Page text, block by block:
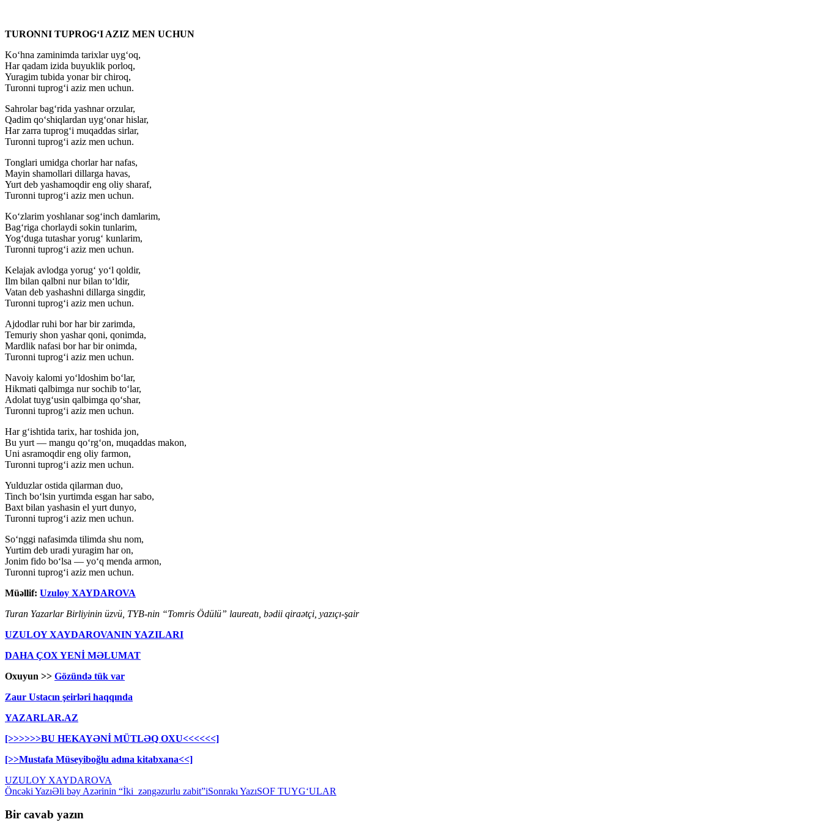
TURONNI TUPROG‘I AZIZ MEN UCHUN
Ko‘hna zaminimda tarixlar uyg‘oq,
Har qadam izida buyuklik porloq,
Yuragim tubida yonar bir chiroq,
Turonni tuprog‘i aziz men uchun.
Sahrolar bag‘rida yashnar orzular,
Qadim qo‘shiqlardan uyg‘onar hislar,
Har zarra tuprog‘i muqaddas sirlar,
Turonni tuprog‘i aziz men uchun.
Tonglari umidga chorlar har nafas,
Mayin shamollari dillarga havas,
Yurt deb yashamoqdir eng oliy sharaf,
Turonni tuprog‘i aziz men uchun.
Ko‘zlarim yoshlanar sog‘inch damlarim,
Bag‘riga chorlaydi sokin tunlarim,
Yog‘duga tutashar yorug‘ kunlarim,
Turonni tuprog‘i aziz men uchun.
Kelajak avlodga yorug‘ yo‘l qoldir,
Ilm bilan qalbni nur bilan to‘ldir,
Vatan deb yashashni dillarga singdir,
Turonni tuprog‘i aziz men uchun.
Ajdodlar ruhi bor har bir zarimda,
Temuriy shon yashar qoni, qonimda,
Mardlik nafasi bor har bir onimda,
Turonni tuprog‘i aziz men uchun.
Navoiy kalomi yo‘ldoshim bo‘lar,
Hikmati qalbimga nur sochib to‘lar,
Adolat tuyg‘usin qalbimga qo‘shar,
Turonni tuprog‘i aziz men uchun.
Har g‘ishtida tarix, har toshida jon,
Bu yurt — mangu qo‘rg‘on, muqaddas makon,
Uni asramoqdir eng oliy farmon,
Turonni tuprog‘i aziz men uchun.
Yulduzlar ostida qilarman duo,
Tinch bo‘lsin yurtimda esgan har sabo,
Baxt bilan yashasin el yurt dunyo,
Turonni tuprog‘i aziz men uchun.
So‘nggi nafasimda tilimda shu nom,
Yurtim deb uradi yuragim har on,
Jonim fido bo‘lsa — yo‘q menda armon,
Turonni tuprog‘i aziz men uchun.
Müəllif: Uzuloy XAYDAROVA
Turan Yazarlar Birliyinin üzvü, TYB-nin “Tomris Ödülü” laureatı, bədii qiraətçi, yazıçı-şair
UZULOY XAYDAROVANIN YAZILARI
DAHA ÇOX YENİ MƏLUMAT
Oxuyun >> Gözündə tük var
Zaur Ustacın şeirləri haqqında
YAZARLAR.AZ
[>>>>>>BU HEKAYƏNİ MÜTLƏQ OXU<<<<<<]
[>>Mustafa Müseyiboğlu adına kitabxana<<]
UZULOY XAYDAROVA
Yazılar
üzrə
Öncəki YazıƏli bəy Azərinin “İki zəngəzurlu zabit”iSonrakı YazıSOF TUYGʻULAR
Bir cavab yazın